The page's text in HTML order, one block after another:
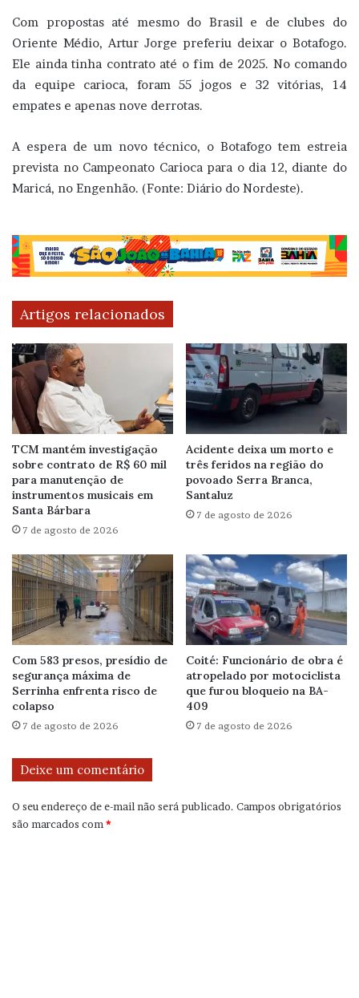
Com propostas até mesmo do Brasil e de clubes do
Oriente Médio, Artur Jorge preferiu deixar o Botafogo.
Ele ainda tinha contrato até o fim de 2025. No comando
da equipe carioca, foram 55 jogos e 32 vitórias, 14
empates e apenas nove derrotas.
A espera de um novo técnico, o Botafogo tem estreia
prevista no Campeonato Carioca para o dia 12, diante do
Maricá, no Engenhão. (Fonte: Diário do Nordeste).
Artigos relacionados
TCM mantém investigação
sobre contrato de R$ 60 mil
para manutenção de
instrumentos musicais em
Santa Bárbara
7 de agosto de 2026
Acidente deixa um morto e
três feridos na região do
povoado Serra Branca,
Santaluz
7 de agosto de 2026
Com 583 presos, presídio de
segurança máxima de
Serrinha enfrenta risco de
colapso
7 de agosto de 2026
Coité: Funcionário de obra é
atropelado por motociclista
que furou bloqueio na BA-
409
7 de agosto de 2026
Deixe um comentário
O seu endereço de e-mail não será publicado. Campos obrigatórios
são marcados com*